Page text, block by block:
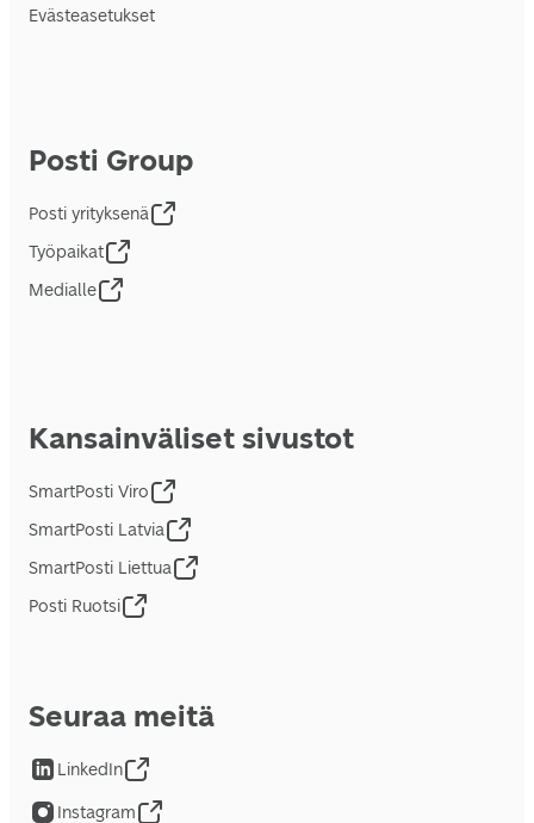
Evästeasetukset
Posti Group
Posti yrityksenä
Työpaikat
Medialle
Kansainväliset sivustot
SmartPosti Viro
SmartPosti Latvia
SmartPosti Liettua
Posti Ruotsi
Seuraa meitä
LinkedIn
Instagram